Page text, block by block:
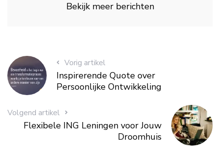
Bekijk meer berichten
Vorig artikel
Inspirerende Quote over
Persoonlijke Ontwikkeling
Volgend artikel
Flexibele ING Leningen voor Jouw
Droomhuis